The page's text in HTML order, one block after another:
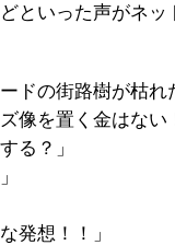
といった声がネッ
ドの街路樹が枯れ
像を置く金はない
る？」
発想！！」